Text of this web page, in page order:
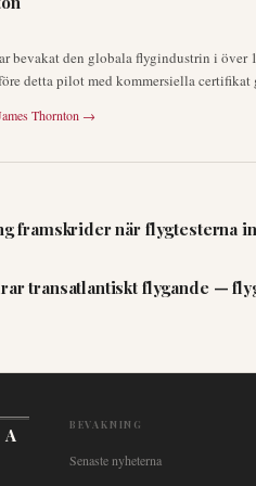
bevakat den globala flygindustrin i över
detta pilot med kommersiella
Thornton →
framskrider när flygtesterna
transatlantiskt flygande —
BEVAKNING
Senaste nyheterna